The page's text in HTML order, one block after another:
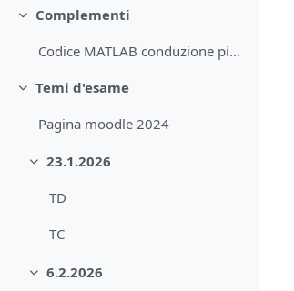
Minimizza
Complementi
Codice MATLAB conduzione piana
Minimizza
Temi d'esame
Pagina moodle 2024
Minimizza
23.1.2026
TD
TC
Minimizza
6.2.2026